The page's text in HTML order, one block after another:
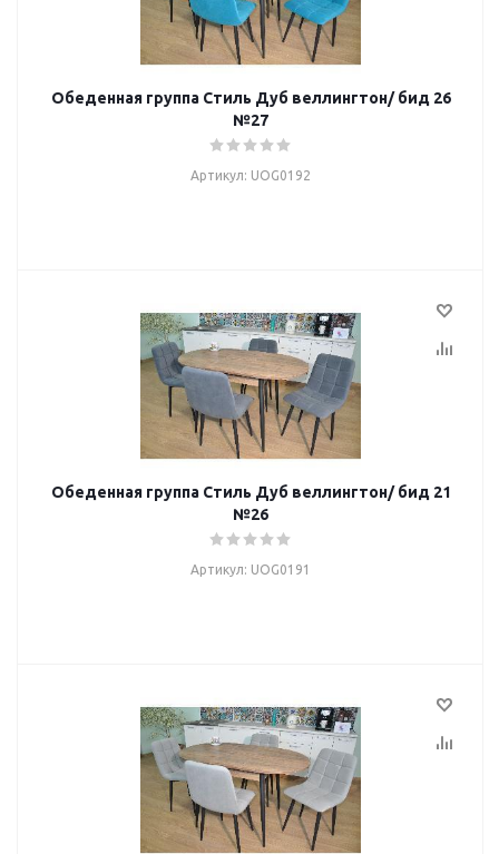
Обеденная группа Стиль Дуб веллингтон/ бид 26
№27
Артикул: UOG0192
Обеденная группа Стиль Дуб веллингтон/ бид 21
№26
Артикул: UOG0191